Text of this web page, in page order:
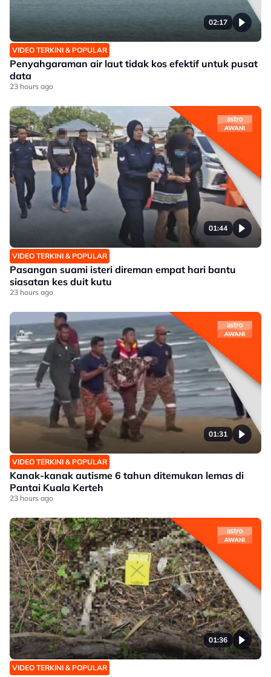
02:17
VIDEO TERKINI & POPULAR
Penyahgaraman air laut tidak kos efektif untuk pusat
data
23 hours ago
01:44
VIDEO TERKINI & POPULAR
Pasangan suami isteri direman empat hari bantu
siasatan kes duit kutu
23 hours ago
01:31
VIDEO TERKINI & POPULAR
Kanak-kanak autisme 6 tahun ditemukan lemas di
Pantai Kuala Kerteh
23 hours ago
01:36
VIDEO TERKINI & POPULAR